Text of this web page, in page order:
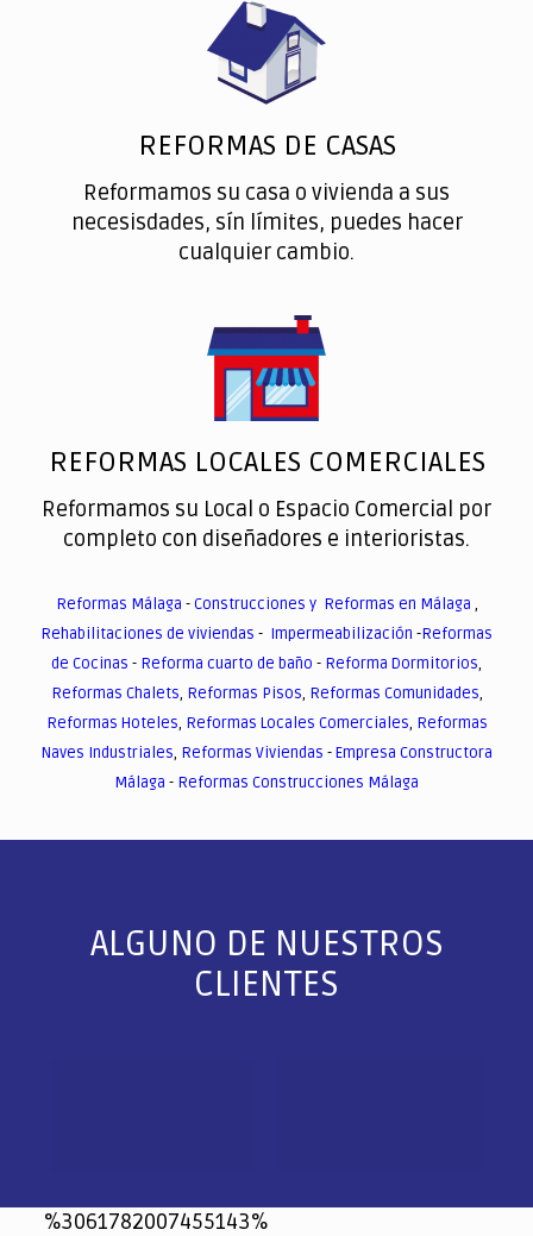
REFORMAS DE CASAS
Reformamos su casa o vivienda a sus
necesisdades, sín límites, puedes hacer
cualquier cambio.
REFORMAS LOCALES COMERCIALES
Reformamos su Local o Espacio Comercial por
completo con diseñadores e interioristas.
Reformas Málaga -Construcciones y Reformas en Málaga ,
Rehabilitaciones de viviendas - Impermeabilización -Reformas
de Cocinas - Reforma cuarto de baño - Reforma Dormitorios,
Reformas Chalets, Reformas Pisos, Reformas Comunidades,
Reformas Hoteles, Reformas Locales Comerciales, Reformas
Naves Industriales, Reformas Viviendas -Empresa Constructora
Málaga - Reformas Construcciones Málaga
ALGUNO DE NUESTROS
CLIENTES
%3061782007455143%